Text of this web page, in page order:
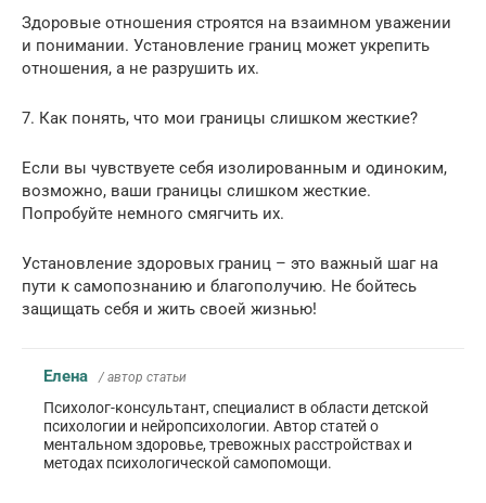
Здоровые отношения строятся на взаимном уважении
и понимании. Установление границ может укрепить
отношения, а не разрушить их.
7. Как понять, что мои границы слишком жесткие?
Если вы чувствуете себя изолированным и одиноким,
возможно, ваши границы слишком жесткие.
Попробуйте немного смягчить их.
Установление здоровых границ – это важный шаг на
пути к самопознанию и благополучию. Не бойтесь
защищать себя и жить своей жизнью!
Елена / автор статьи
Психолог-консультант, специалист в области детской
психологии и нейропсихологии. Автор статей о
ментальном здоровье, тревожных расстройствах и
методах психологической самопомощи.